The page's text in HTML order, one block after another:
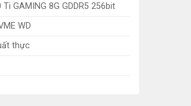
Ti GAMING 8G GDDR5 256bit
WD
thực